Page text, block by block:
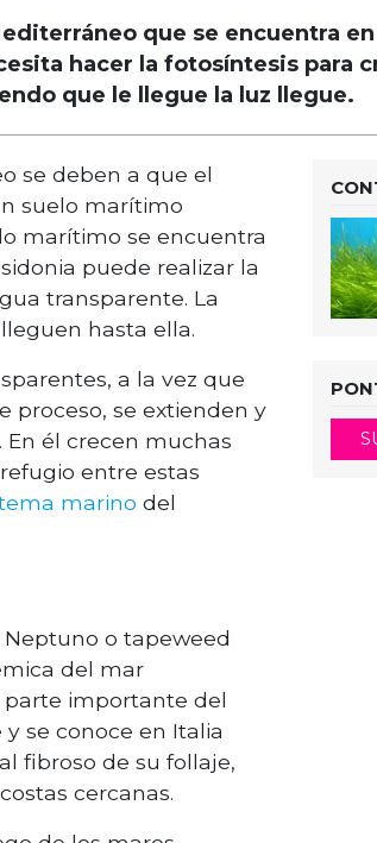
que se encuentra
hacer la fotosíntesis para
que le llegue la luz llegue.
se deben a que el
suelo marítimo
marítimo se encuentra
puede realizar la
transparente. La
hasta ella.
a la vez que
proceso, se extienden y
él crecen muchas
entre estas
marino del
o tapeweed
del mar
parte importante del
se conoce en Italia
fibroso de su follaje,
cercanas.